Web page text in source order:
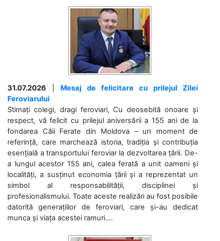
31.07.2026
Mesaj de felicitare cu prilejul Zilei
Feroviarului
Stimați colegi, dragi feroviari, Cu deosebită onoare și
respect, vă felicit cu prilejul aniversării a 155 ani de la
fondarea Căii Ferate din Moldova – un moment de
referință, care marchează istoria, tradiția și contribuția
esențială a transportului feroviar la dezvoltarea țării. De-
a lungul acestor 155 ani, calea ferată a unit oameni și
localități, a susținut economia țării și a reprezentat un
simbol al responsabilității, disciplinei și
profesionalismului. Toate aceste realizări au fost posibile
datorită generațiilor de feroviari, care și-au dedicat
munca și viața acestei ramuri....